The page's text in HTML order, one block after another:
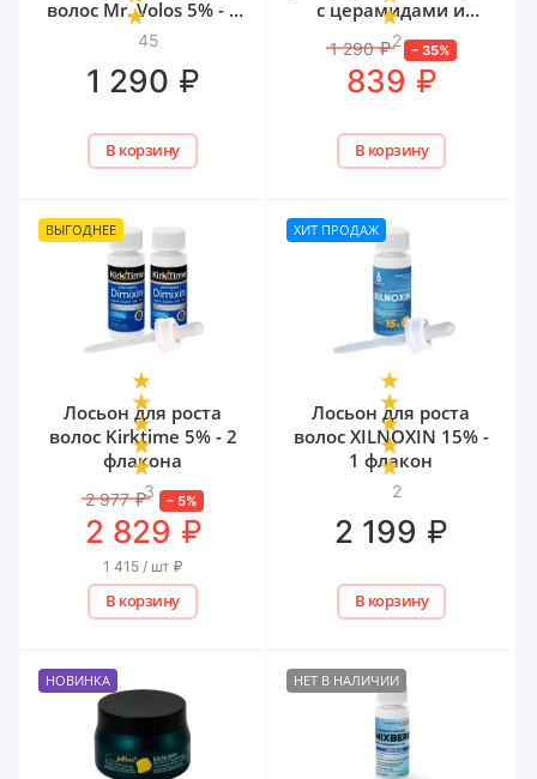
45
волос Mr. Volos 5% - 1
флакон
1 290 ₽
В корзину
2
с церамидами и
мочевиной Mr. Volos,
50 мл
1 290 ₽ – 35%
839 ₽
В корзину
ВЫГОДНЕЕ
3
Лосьон для роста
волос Kirktime 5% - 2
флакона
2 977 ₽ –5%
2 829 ₽
1 415 / шт ₽
В корзину
ХИТ ПРОДАЖ
2
Лосьон для роста
волос XILNOXIN 15% -
1 флакон
2 199 ₽
В корзину
НОВИНКА НЕТ В НАЛИЧИИ